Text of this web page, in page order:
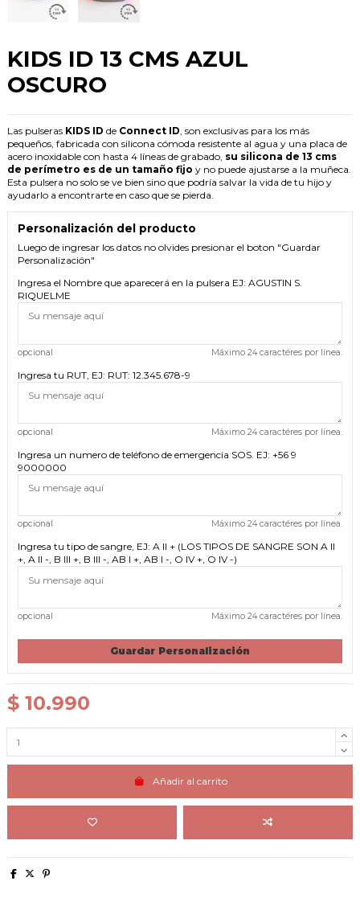
KIDS ID 13 CMS AZUL
OSCURO
Las pulseras KIDS ID de Connect ID, son exclusivas para los más
pequeños, fabricada con silicona cómoda resistente al agua y una placa de
acero inoxidable con hasta 4 líneas de grabado, su silicona de 13 cms
de perímetro es de un tamaño fijo y no puede ajustarse a la muñeca.
Esta pulsera no solo se ve bien sino que podría salvar la vida de tu hijo y
ayudarlo a encontrarte en caso que se pierda.
Personalización del producto
Luego de ingresar los datos no olvides presionar el boton "Guardar
Personalización"
Ingresa el Nombre que aparecerá en la pulsera EJ: AGUSTIN S.
RIQUELME
opcional Máximo 24 caractéres por línea.
Ingresa tu RUT, EJ: RUT: 12.345.678-9
opcional Máximo 24 caractéres por línea.
Ingresa un numero de teléfono de emergencia SOS. EJ: +56 9
9000000
opcional Máximo 24 caractéres por línea.
Ingresa tu tipo de sangre, EJ: A II + (LOS TIPOS DE SANGRE SON A II
+, A II -, B III +, B III -, AB I +, AB I -, O IV +, O IV -)
opcional Máximo 24 caractéres por línea.
Guardar Personalización
$ 10.990
Añadir al carrito